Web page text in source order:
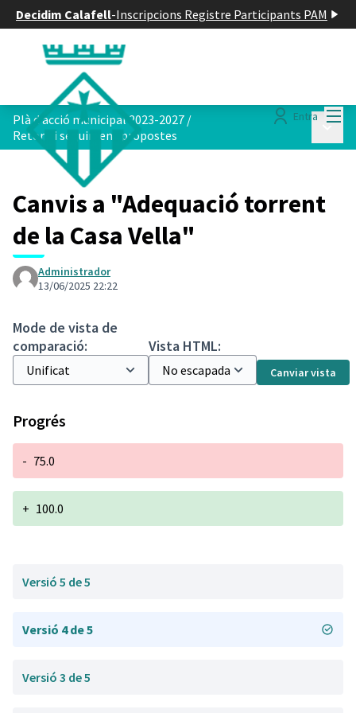
Decidim Calafell-Inscripcions Registre Participants PAM
Entra
Plà d acció municipal 2023-2027 /
Retorn i seguiment propostes
Canvis a "Adequació torrent
de la Casa Vella"
Administrador
13/06/2025 22:22
Mode de vista de
comparació:
Vista HTML:
Canviar vista
Progrés
- 75.0
+ 100.0
Versió 5 de 5
Versió 4 de 5
Versió 3 de 5